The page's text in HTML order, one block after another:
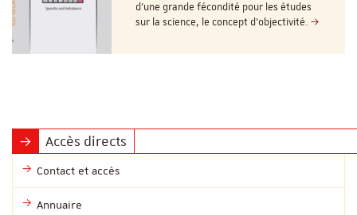
d’une grande fécondité pour les études
sur la science, le concept d’objectivité.
Accès directs
Contact et accès
Annuaire